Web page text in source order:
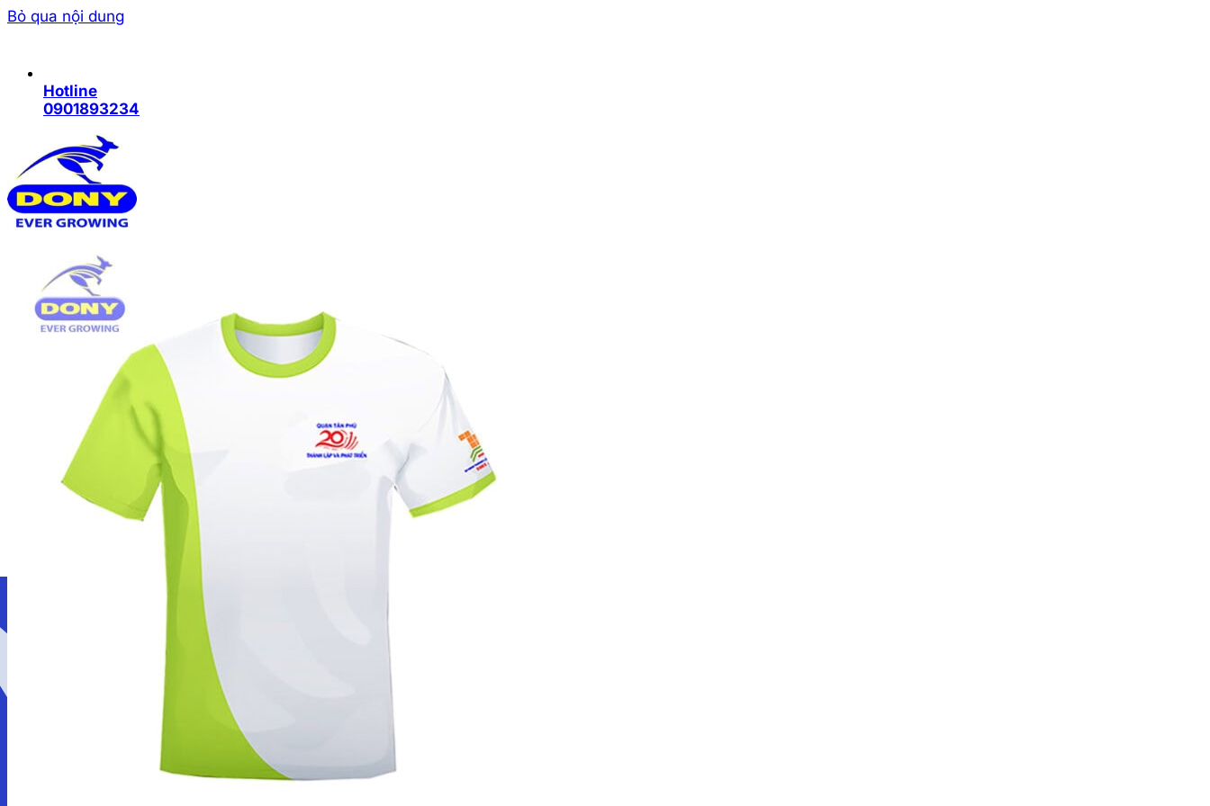
Bỏ qua nội dung
Hotline
0901893234
Trang chủ
Giới thiệu
Dịch vụ
LOẠI ĐỒNG PHỤC
Áo thun đồng phục
Áo polo đồng phục
Áo sơ mi đồng phục
Áo khoác đồng phục